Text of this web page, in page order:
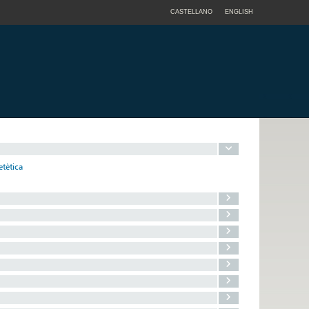
CASTELLANO ENGLISH